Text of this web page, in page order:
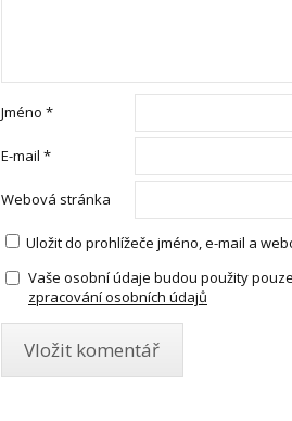
Jméno *
E-mail *
Webová stránka
Uložit do prohlížeče jméno, e-mail a
Vaše osobní údaje budou použity
zpracování osobních údajů